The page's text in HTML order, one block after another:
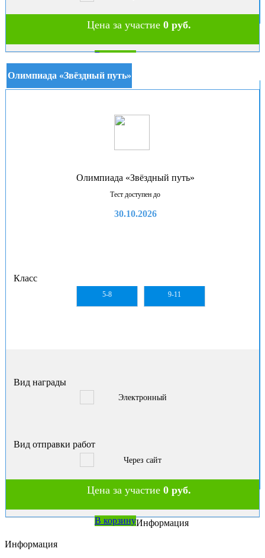
Цена за участие0 руб.
В корзину
Олимпиада «Звёздный путь»
Олимпиада «Звёздный путь»
Тест доступен до
30.10.2026
Класс
5-8 9-11
Вид награды
Электронный
Вид отправки работ
Через сайт
Цена за участие0 руб.
В корзинуИнформация
Информация